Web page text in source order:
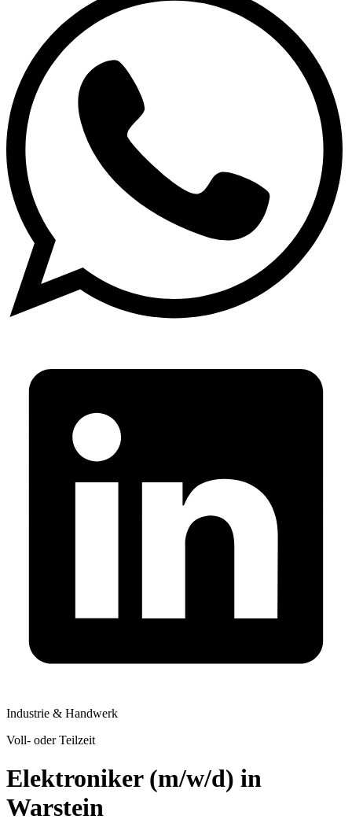
Industrie & Handwerk
Voll- oder Teilzeit
Elektroniker (m/w/d) in
Warstein